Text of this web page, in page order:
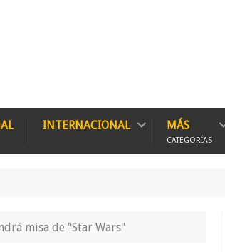
INTERNACIONAL MÁS
CATEGORÍAS
misa de "Star Wars"